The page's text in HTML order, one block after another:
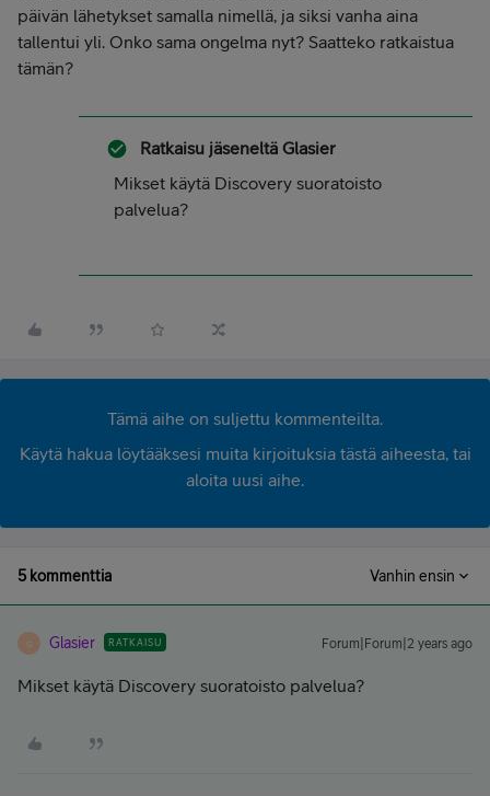
päivän lähetykset samalla nimellä, ja siksi vanha aina
tallentui yli. Onko sama ongelma nyt? Saatteko ratkaistua
tämän?
Ratkaisu jäseneltä Glasier
Mikset käytä Discovery suoratoisto
palvelua?
Tämä aihe on suljettu kommenteilta.
Käytä hakua löytääksesi muita kirjoituksia tästä aiheesta, tai
aloita uusi aihe.
5 kommenttia Vanhin ensin
G Glasier RATKAISU Forum|Forum|2 years ago
Mikset käytä Discovery suoratoisto palvelua?